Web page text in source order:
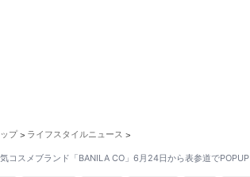
プ > ライフスタイルニュース >
コスメブランド「BANILA CO」6月24日から表参道でPOPUP